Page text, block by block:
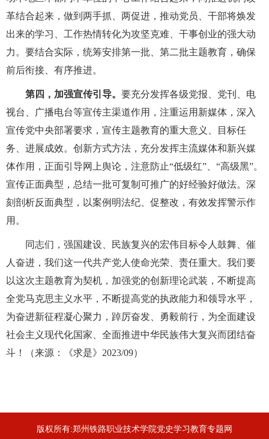
革结合起来，做到两手抓、两促进，推动党员、干部将焕发
出来的学习、工作热情转化为攻坚克难、干事创业的强大动
力。要结合实际，统筹安排第一批、第二批主题教育，确保
前后衔接、有序推进。
第四，加强宣传引导。 要充分发挥各级党报、党刊、电
视台、广播电台等宣传主渠道作用，注重运用新媒体，深入
宣传党中央部署要求，宣传主题教育的重大意义、目标任
务、进展成效。创新方式方法，充分发挥主流媒体和新兴媒
体作用，正面引导网上舆论，注意防止“低级红”、“高级黑”。
宣传正面典型，总结一批可复制可推广的好经验好做法。深
刻剖析反面典型，以案例明法纪、促整改，有效发挥警示作
用。
同志们，强国建设、民族复兴的宏伟目标令人鼓舞、催
人奋进，我们这一代共产党人使命光荣、责任重大。我们要
以这次主题教育为契机，加强党的创新理论武装，不断提高
全党马克思主义水平，不断提高党的执政能力和领导水平，
为奋进新征程凝心聚力，踔厉奋发、勇毅前行，为全面建设
社会主义现代化国家、全面推进中华民族伟大复兴而团结奋
斗！（来源：《求是》2023/09）
版权所有:郑州铁路职业技术学院党史学习教育专题网